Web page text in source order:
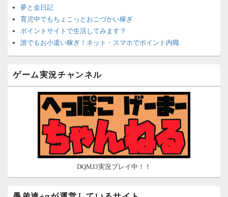
夢と金日記
育児中でもちょこっとおこづかい稼ぎ
ポイントサイトで生活してみます？
誰でもお小遣い稼ぎ！ネット・スマホでポイント内職
ネットで簡単にお小遣い稼ぎ☆安心・安全・リスクなし☆
ポイントがお金に！？-空いた時間でちょい稼ぎ-
在宅deお小遣い！～小銭だって集めれば諭吉になる～
ネット収入攻略ナビ
ポイントサイトは安全？危険？お小遣い稼ぎサイトの使い方ガ
ゲーム実況チャンネル
DQMJ3実況プレイ中！！